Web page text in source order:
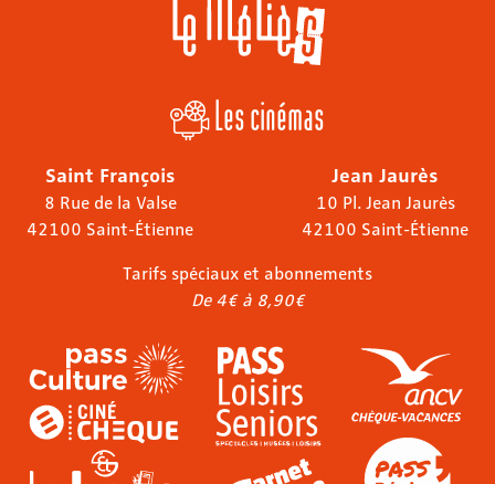
Les cinémas
Saint François
8 Rue de la Valse
42100 Saint-Étienne
Jean Jaurès
10 Pl. Jean Jaurès
42100 Saint-Étienne
Tarifs spéciaux et abonnements
De 4€ à 8,90€